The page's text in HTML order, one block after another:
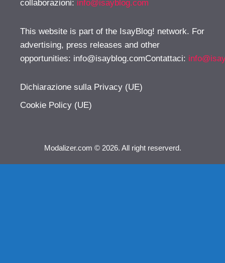
collaborazioni: info@isayblog.com
This website is part of the IsayBlog! network. For
advertising, press releases and other
opportunities: info@isayblog.comContattaci:
Dichiarazione sulla Privacy (UE)
Cookie Policy (UE)
Modalizer.com © 2026. All right reserverd.